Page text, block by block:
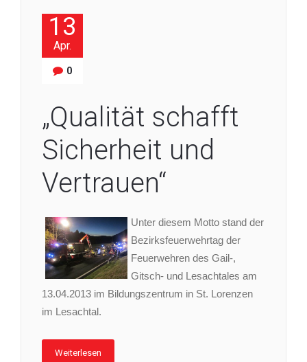
13
Apr.
0
„Qualität schafft
Sicherheit und
Vertrauen“
Unter diesem Motto stand der
Bezirksfeuerwehrtag der
Feuerwehren des Gail-,
Gitsch- und Lesachtales am
13.04.2013 im Bildungszentrum in St. Lorenzen
im Lesachtal.
Weiterlesen